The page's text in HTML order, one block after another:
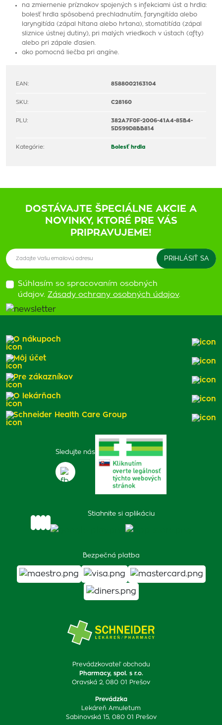
na zmiernenie príznakov spojených s infekciami úst a hrdla:
bolesť hrdla spôsobená prechladnutím, faryngitída alebo
laryngitída (zápal hltana alebo hrtana), stomatitída (zápal
sliznice ústnej dutiny), pri malých vriedkoch v ústach (afty)
alebo pri zápale ďasien.
ako pomocná liečba pri angíne.
EAN: 8588002163104
SKU: C28160
PLU:
382A7F0F-2006-41A4-85B4-
5D599D8BB814
Kategórie: Bolesť hrdla
DOSTÁVAJTE ŠPECIÁLNE AKCIE A
NOVINKY, KTORÉ PRE VÁS
PRIPRAVUJEME!
Súhlasím so spracovaním osobných
údajov. Zásady ochrany osobných údajov.
Prevádzkovateľ obchodu
Pharmacy, spol. s r.o.
Oravská 2, 080 01 Prešov
Prevádzka
Lekáreň Amuletum
Sabinovská 15, 080 01 Prešov
Sledujte nás
Stiahnite si aplikáciu
Bezpečná platba
O nákupoch
Môj účet
Pre zákazníkov
O lekárňach
Schneider Health Care Group